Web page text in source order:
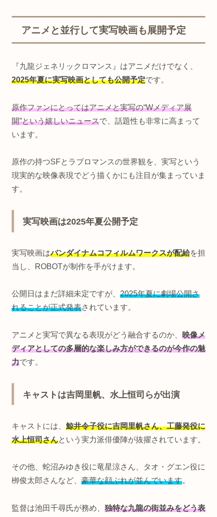
アニメと並行して実写映画も展開予定
『九龍ジェネリックロマンス』はアニメだけでなく、
2025年夏に実写映画としても公開予定です。
原作ファンにとってはアニメと実写の“Wメディア展
開”という嬉しいニュースで、話題性も非常に高まって
います。
原作の持つSFとラブロマンスの世界観を、実写という
現実的な映像表現でどう描くかにも注目が集まっていま
す。
実写映画は2025年夏公開予定
実写映画はバンダイナムコフィルムワークスが配給を担
当し、ROBOTが制作を手がけます。
公開日はまだ詳細未定ですが、 2025年夏に劇場公開さ
れることが正式発表されています。
アニメと実写で異なる表現がどう融合するのか、 映像メ
ディアとしての多層的な楽しみ方ができるのが今作の魅
力です。
キャストは吉岡里帆、水上恒司らが出演
キャストには、 鯨井令子役に吉岡里帆さん、工藤発役に
水上恒司さんという実力派俳優陣が抜擢されています。
その他、蛇沼みゆき役に竜星涼さん、タオ・グエン役に
栁俊太郎さんなど、 豪華な顔ぶれが並んでいます。
監督は池田千尋氏が務め、 独特な九龍の街並みをどう表